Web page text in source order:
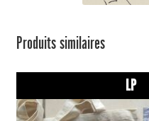
Produits similaires
LP